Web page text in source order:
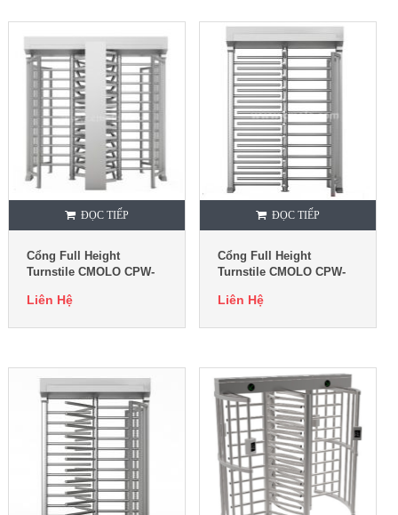
ĐỌC TIẾP
Cổng Full Height
Turnstile CMOLO CPW-
Liên Hệ
ĐỌC TIẾP
Cổng Full Height
Turnstile CMOLO CPW-
Liên Hệ